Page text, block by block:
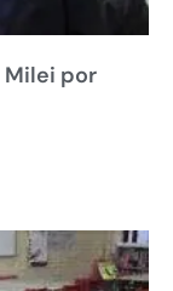
por